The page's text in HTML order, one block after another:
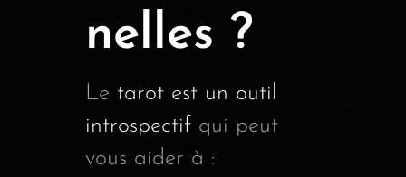
nelles ?
Le tarot est un outil
introspectif qui peut
vous aider à :